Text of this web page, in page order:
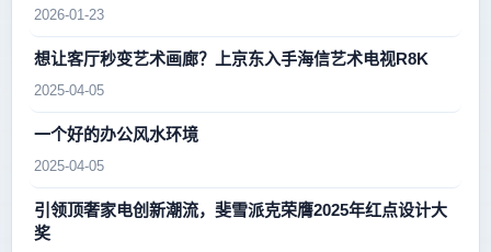
2026-01-23
想让客厅秒变艺术画廊？上京东入手海信艺术电视R8K
2025-04-05
一个好的办公风水环境
2025-04-05
引领顶奢家电创新潮流，斐雪派克荣膺2025年红点设计大
奖